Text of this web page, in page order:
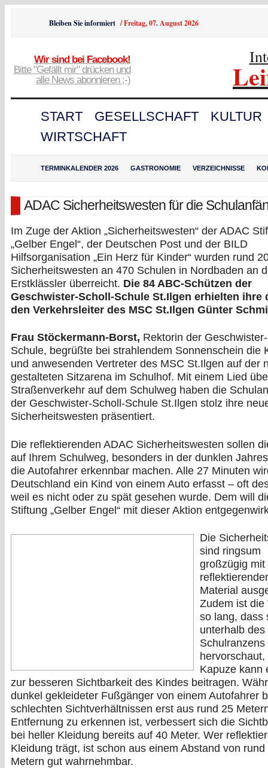
Bleiben Sie informiert /Freitag, 07. August 2026
Wir sind bei Facebook!
Bitte "Gefällt mir" drücken und
alle News abonnieren ;-)
START GESELLSCHAFT
KULTUR
WIRTSCHAFT
TERMINKALENDER 2026 GASTRONOMIE VERZEICHNISSE
ADAC Sicherheitswesten für die
Im Zuge der Aktion „Sicherheitswesten“ der ADAC
„Gelber Engel“, der Deutschen Post und der BILD
Hilfsorganisation „Ein Herz für Kinder“ wurden rund
Sicherheitswesten an 470 Schulen in Nordbaden an
Erstklässler überreicht. Die 84 ABC-Schützen der
Geschwister-Scholl-Schule St.Ilgen erhielten ihre
den Verkehrsleiter des MSC St.Ilgen Günter
Frau Stöckermann-Borst, Rektorin der
Schule, begrüßte bei strahlendem Sonnenschein die
und anwesenden Vertreter des MSC St.Ilgen auf der
gestalteten Sitzarena im Schulhof. Mit einem Lied
Straßenverkehr auf dem Schulweg haben die
der Geschwister-Scholl-Schule St.Ilgen stolz ihre
Sicherheitswesten präsentiert.
Die reflektierenden ADAC Sicherheitswesten sollen
auf Ihrem Schulweg, besonders in der dunklen
die Autofahrer erkennbar machen. Alle 27 Minuten
Deutschland ein Kind von einem Auto erfasst – oft
weil es nicht oder zu spät gesehen wurde. Dem will
Stiftung „Gelber Engel“ mit dieser Aktion
Die
sind ringsum
großzügig mit
Material
Zudem ist die
so lang, dass
unterhalb des
Schulranzens
hervorschaut,
Kapuze kann
zur besseren Sichtbarkeit des Kindes beitragen.
dunkel gekleideter Fußgänger von einem Autofahrer
schlechten Sichtverhältnissen erst aus rund 25
Entfernung zu erkennen ist, verbessert sich die
bei heller Kleidung bereits auf 40 Meter. Wer
Kleidung trägt, ist schon aus einem Abstand von rund
Metern gut wahrnehmbar.